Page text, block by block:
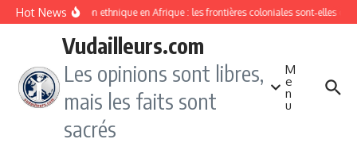
Aller au contenu
Hot NewsDivision ethnique en Afrique : les frontières coloniales sont‑elles
Vudailleurs.com
Les opinions sont libres,
mais les faits sont
sacrés
M
e
n
u